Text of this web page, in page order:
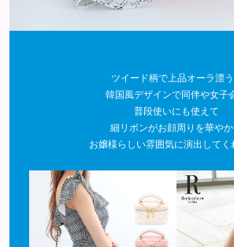
ツイード柄で上品オーラ漂う
韓国風デザインで同伴や女子
普段使いにも使えて
細リボンがお顔周りを華や
お嬢様らしい雰囲気に演出してく